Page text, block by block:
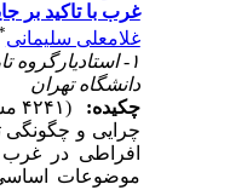
غرب با تاکید بر
غلامعلی سلیمانی
۱
۱- استادیارگروه
دانشگاه تهران
چکیده:
چرایی و چگونگی
افراطی در غرب
موضوعات اساسی